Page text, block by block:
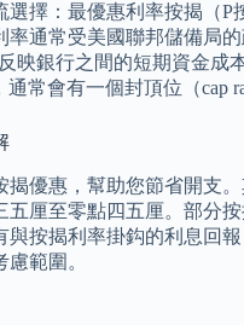
擇：最優惠利率按揭（
通常受美國聯邦儲備局
映銀行之間的短期資金
常會有一個封頂位（cap
優惠，幫助您節省開支
厘至零點四五厘。部分
按揭利率掛鈎的利息回
範圍。